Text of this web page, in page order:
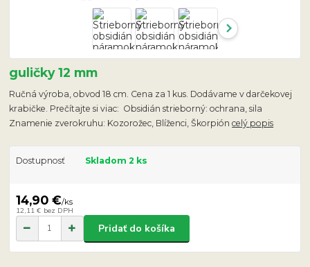
guličky 12 mm
Ručná výroba, obvod 18 cm. Cena za 1 kus. Dodávame v darčekovej
krabičke. Prečítajte si viac: Obsidián strieborný: ochrana, sila
Znamenie zverokruhu: Kozorožec, Blíženci, Škorpióncelý popis
Dostupnosť Skladom 2 ks
14,90 €/ks
12,11 € bez DPH
Pridať do košíka